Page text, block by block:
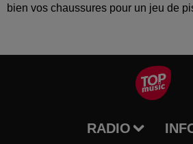
bien vos chaussures pour un jeu de
RADIO